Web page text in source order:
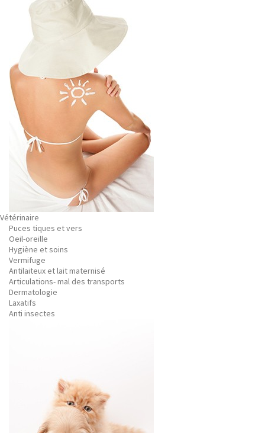
Vétérinaire
Puces tiques et vers
Oeil-oreille
Hygiène et soins
Vermifuge
Antilaiteux et lait maternisé
Articulations- mal des transports
Dermatologie
Laxatifs
Anti insectes